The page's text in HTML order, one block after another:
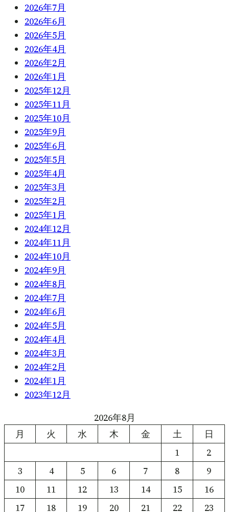
2026年7月
2026年6月
2026年5月
2026年4月
2026年2月
2026年1月
2025年12月
2025年11月
2025年10月
2025年9月
2025年6月
2025年5月
2025年4月
2025年3月
2025年2月
2025年1月
2024年12月
2024年11月
2024年10月
2024年9月
2024年8月
2024年7月
2024年6月
2024年5月
2024年4月
2024年3月
2024年2月
2024年1月
2023年12月
2026年8月
月
火 水 木 金 土
日
1
2
3
4 5 6 7 8
9
10
11 12 13 14 15
16
17
18 19 20 21 22 23